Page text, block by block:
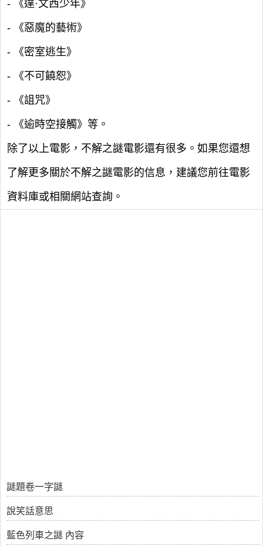
- 《達·文西少年》
- 《惡魔的藝術》
- 《密室逃生》
- 《不可饒恕》
- 《詛咒》
- 《逾時空接觸》等。
除了以上電影，不解之謎電影還有很多。如果您還想
了解更多關於不解之謎電影的信息，建議您前往電影
資料庫或相關網站查詢。
謎題卷一字謎
說笑話意思
藍色列車之謎 內容